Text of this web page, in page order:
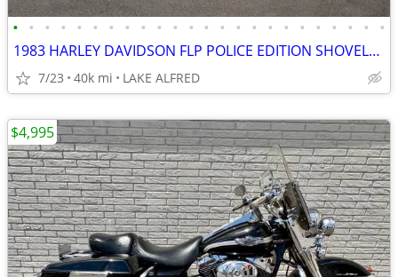
• • • • • • • • • • • • • • • • • • • • • • • •
1983 HARLEY DAVIDSON FLP POLICE EDITION SHOVELHEAD
7/23 40k mi LAKE ALFRED
$4,995